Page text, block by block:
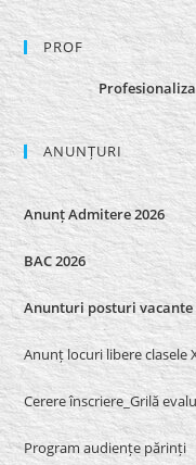
PROF
ANUNȚURI
Anunț Admitere 2026
BAC 2026
Anunturi posturi vacante
Anunț locuri libere clasele
Cerere înscriere_Grilă
Program audiențe părinți